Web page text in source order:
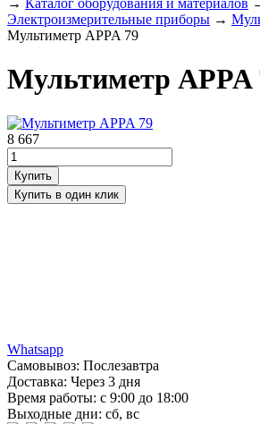
→ Каталог оборудования и материалов
Электроизмерительные приборы →
Мультиметр APPA 79
Мультиметр APPA
8 667
Whatsapp
Самовывоз: Послезавтра
Доставка: Через 3 дня
Время работы: с 9:00 до 18:00
Выходные дни: сб, вс